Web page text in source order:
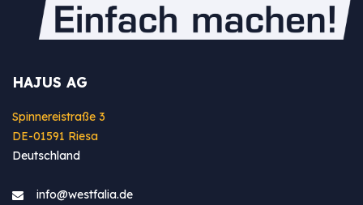
HAJUS AG
Spinnereistraße 3
DE-01591 Riesa
Deutschland
info@westfa​lia.de